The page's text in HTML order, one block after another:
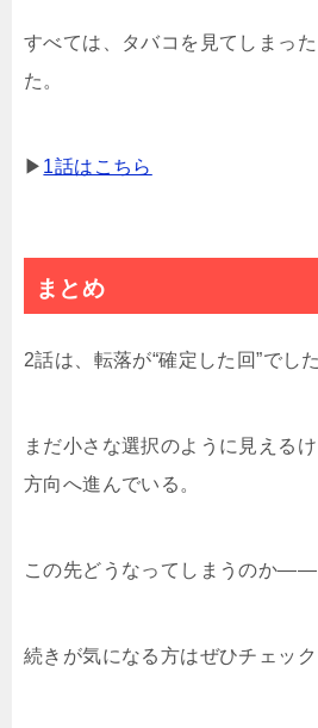
すべては、タバコを見てしまっ
た。
▶ 1話はこちら
まとめ
2話は、転落が“確定した回”でした
まだ小さな選択のように見える
方向へ進んでいる。
この先どうなってしまうのか――
続きが気になる方はぜひチェック